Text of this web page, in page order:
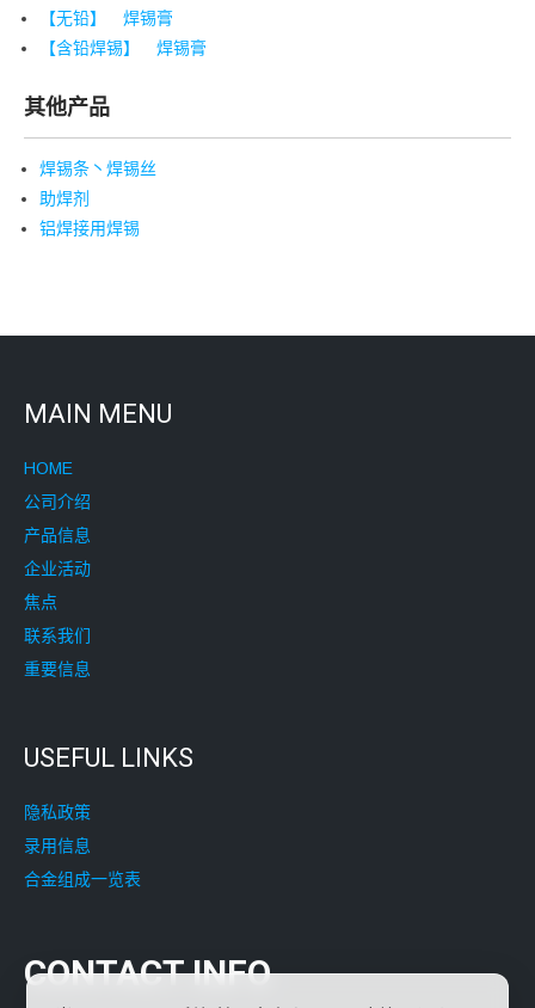
【无铅】 焊锡膏
【含铅焊锡】 焊锡膏
其他产品
焊锡条丶焊锡丝
助焊剂
铝焊接用焊锡
MAIN MENU
HOME
公司介绍
产品信息
企业活动
焦点
联系我们
重要信息
USEFUL LINKS
隐私政策
录用信息
合金组成一览表
CONTACT INFO